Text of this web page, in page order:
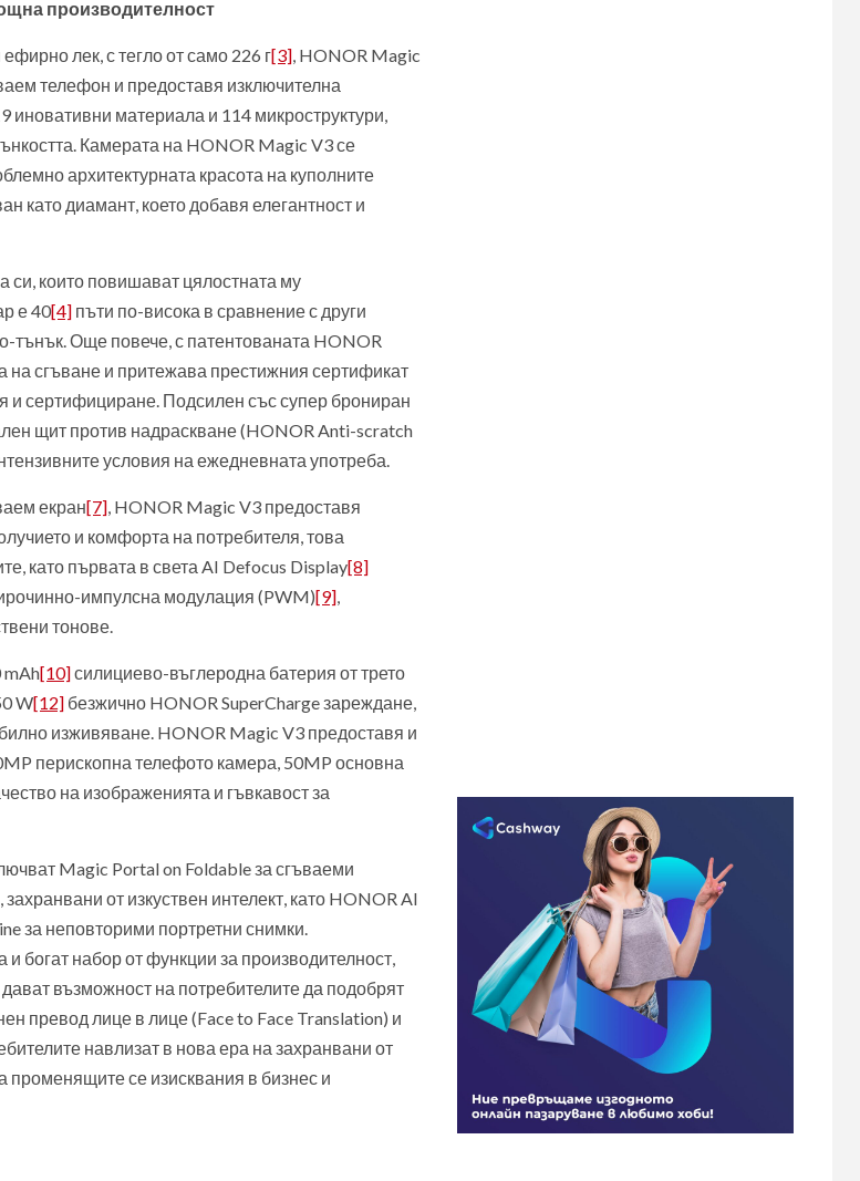
производителност
ефирно лек, с тегло от само 226 г[3], HONOR Magic
телефон и предоставя изключителна
иновативни материала и 114 микроструктури,
Камерата на HONOR Magic V3 се
архитектурната красота на куполните
като диамант, което добавя елегантност и
които повишават цялостната му
е 40[4] пъти по-висока в сравнение с други
тънък. Още повече, с патентованата HONOR
на сгъване и притежава престижния сертификат
и сертифициране. Подсилен със супер брониран
щит против надраскване (HONOR Anti-scratch
условия на ежедневната употреба.
екран[7], HONOR Magic V3 предоставя
и комфорта на потребителя, това
като първата в света AI Defocus Display[8]
импулсна модулация (PWM)[9],
тонове.
mAh[10]силициево-въглеродна батерия от трето
W[12] безжично HONOR SuperCharge зареждане,
изживяване. HONOR Magic V3 предоставя и
перископна телефото камера, 50MP основна
на изображенията и гъвкавост за
Magic Portal on Foldable за сгъваеми
от изкуствен интелект, като HONOR AI
за неповторими портретни снимки.
богат набор от функции за производителност,
възможност на потребителите да подобрят
превод лице в лице (Face to Face Translation) и
навлизат в нова ера на захранвани от
променящите се изисквания в бизнес и